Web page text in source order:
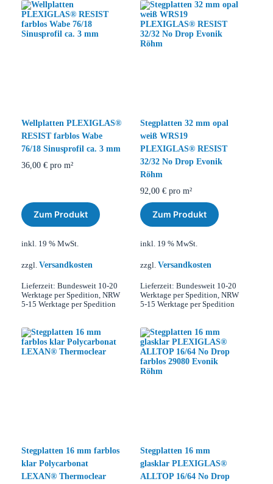
Wellplatten PLEXIGLAS®
RESIST farblos Wabe
76/18 Sinusprofil ca. 3 mm
36,00 € pro m²
Zum Produkt
inkl. 19 % MwSt.
zzgl. Versandkosten
Lieferzeit: Bundesweit 10-20
Werktage per Spedition, NRW
5-15 Werktage per Spedition
Stegplatten 32 mm opal
weiß WRS19
PLEXIGLAS® RESIST
32/32 No Drop Evonik
Röhm
92,00 €pro m²
Zum Produkt
inkl. 19 % MwSt.
zzgl. Versandkosten
Lieferzeit: Bundesweit 10-20
Werktage per Spedition, NRW
5-15 Werktage per Spedition
Stegplatten 16 mm farblos
klar Polycarbonat
LEXAN® Thermoclear
Stegplatten 16 mm
glasklar PLEXIGLAS®
ALLTOP 16/64 No Drop